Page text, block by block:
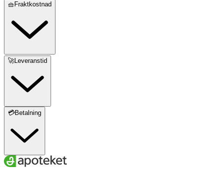
🧺Fraktkostnad
🚀Leveranstid
💳Betalning